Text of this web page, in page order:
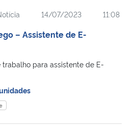
14/07/2023 11:08
– Assistente de E-
para assistente de E-